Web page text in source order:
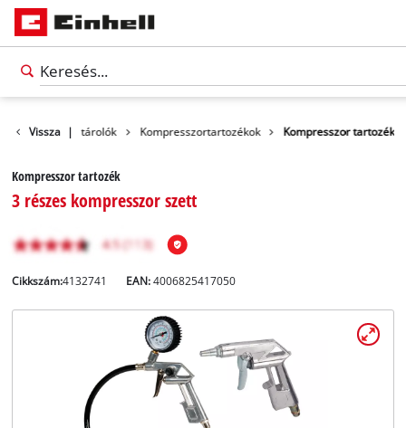
Magyar
Vissza |
Tartozékok és tárolók Kompresszortartozékok Kompresszor tartozék
Kompresszor tartozék
3 részes kompresszor szett
Cikkszám:4132741 EAN:4006825417050